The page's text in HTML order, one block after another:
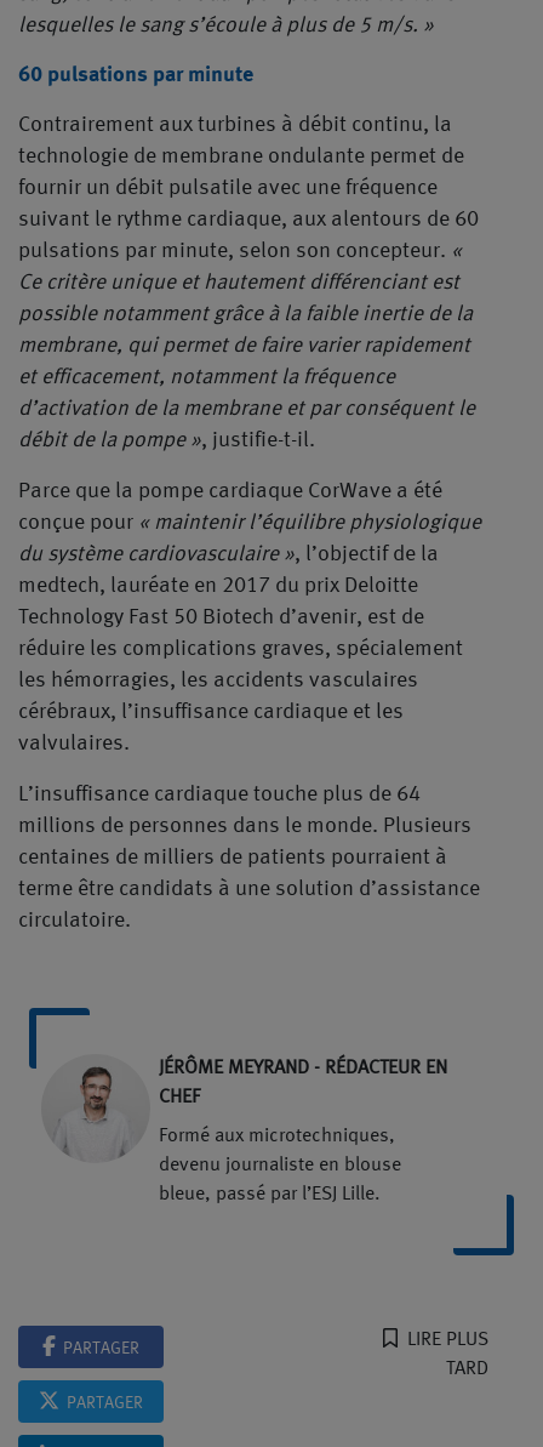
lesquelles le sang s’écoule à plus de 5 m/s. »
60 pulsations par minute
Contrairement aux turbines à débit continu, la
technologie de membrane ondulante permet de
fournir un débit pulsatile avec une fréquence
suivant le rythme cardiaque, aux alentours de 60
pulsations par minute, selon son concepteur. «
Ce critère unique et hautement différenciant est
possible notamment grâce à la faible inertie de la
membrane, qui permet de faire varier rapidement
et efficacement, notamment la fréquence
d’activation de la membrane et par conséquent le
débit de la pompe », justifie-t-il.
Parce que la pompe cardiaque CorWave a été
conçue pour « maintenir l’équilibre physiologique
du système cardiovasculaire », l’objectif de la
medtech, lauréate en 2017 du prix Deloitte
Technology Fast 50 Biotech d’avenir, est de
réduire les complications graves, spécialement
les hémorragies, les accidents vasculaires
cérébraux, l’insuffisance cardiaque et les
valvulaires.
L’insuffisance cardiaque touche plus de 64
millions de personnes dans le monde. Plusieurs
centaines de milliers de patients pourraient à
terme être candidats à une solution d’assistance
circulatoire.
JÉRÔME MEYRAND - RÉDACTEUR EN
CHEF
Formé aux microtechniques,
devenu journaliste en blouse
bleue, passé par l’ESJ Lille.
PARTAGER
PARTAGER
LIRE PLUS
TARD